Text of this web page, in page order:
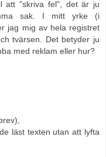
att "skriva fel", det är ju
sak. I mitt yrke (i
jag mig av hela registret
tvärsen. Det betyder ju
med reklam eller hur?
läst texten utan att lyfta